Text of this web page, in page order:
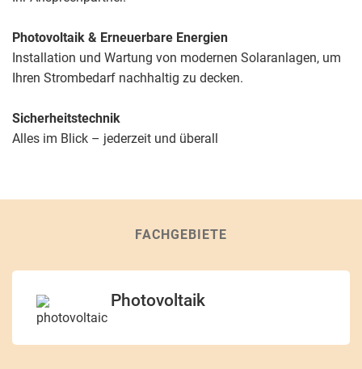
Photovoltaik & Erneuerbare Energien
Installation und Wartung von modernen Solaranlagen, um
Ihren Strombedarf nachhaltig zu decken.
Sicherheitstechnik
Alles im Blick – jederzeit und überall
FACHGEBIETE
Photovoltaik